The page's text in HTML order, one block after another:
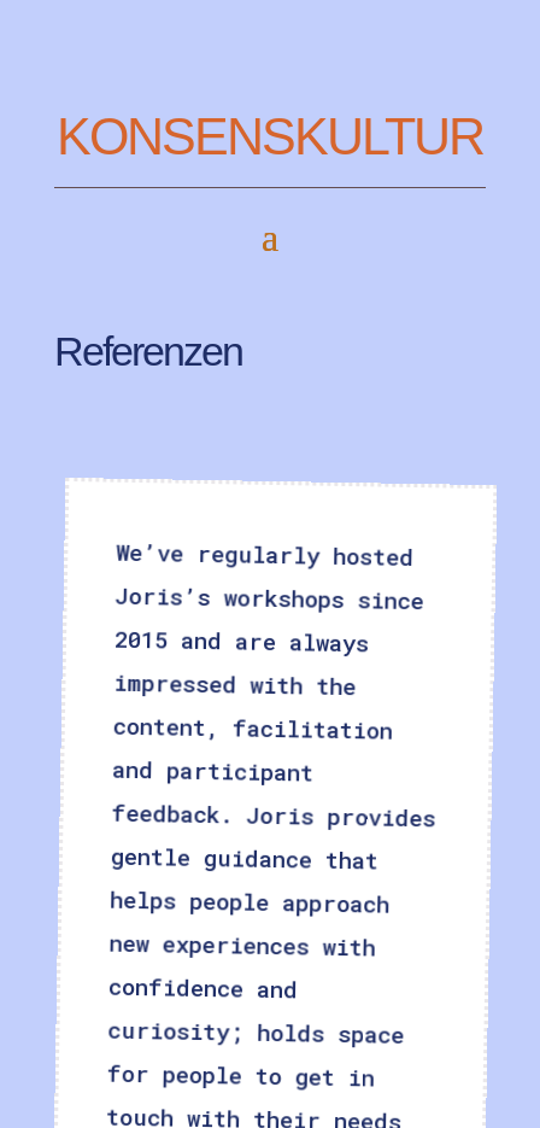
KONSENSKULTUR
Referenzen
We’ve regularly hosted
Joris’s workshops since
2015 and are always
impressed with the
content, facilitation
and participant
feedback. Joris provides
gentle guidance that
helps people approach
new experiences with
confidence and
curiosity; holds space
for people to get in
touch with their needs
and existing knowledge;
and encourages awareness
of and sensitivity to
others through
interactive learning
opportunities. These are
invaluable skills,
particularly when it
comes to education